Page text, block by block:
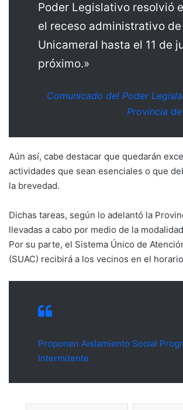
Poder Legislativo resolvió
el receso administrativo de
Unicameral hasta el 11 de
próximo.»
Comunicado del Poder
Provincia
Aún así, cabe destacar que quedarán
actividades que sean esenciales o que
la brevedad.
Dichas tareas, según lo adelantó la
llevadas a cabo por medio de la
Por su parte, el Sistema Único de
(SUAC) recibirá a los vecinos en el
Proponen Aislamiento Social
Intermitente